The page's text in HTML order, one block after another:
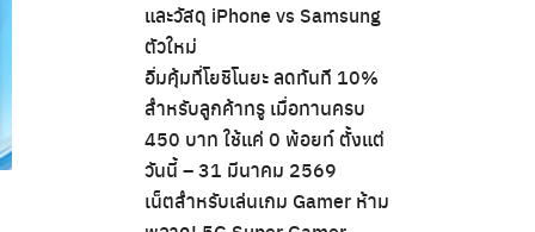
และวัสดุ iPhone vs Samsung
ตัวใหม่
อิ่มคุ้มที่โยชิโนยะ ลดทันที 10%
สำหรับลูกค้าทรู เมื่อทานครบ
450 บาท ใช้แค่ 0 พ้อยท์ ตั้งแต่
วันนี้ – 31 มีนาคม 2569
เน็ตสำหรับเล่นเกม Gamer ห้าม